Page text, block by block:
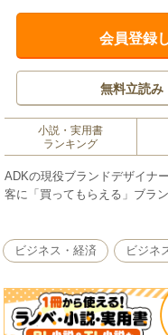
会員登録
無料立読み
小説・実用書
ランキング
ADKの現役ブランドデザイナ
客に「買ってもらえる」ブラ
ビジネス・経済 ビジネ